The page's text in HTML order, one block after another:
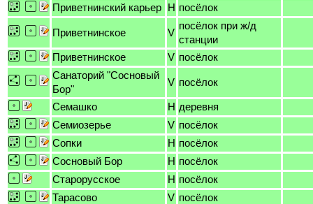
Приветнинский карьер H посёлок
Приветнинское V
посёлок при ж/д
станции
Приветнинское
V посёлок
Санаторий "Сосновый
Бор"
V посёлок
Семашко H деревня
Семиозерье
V посёлок
Сопки
H посёлок
Сосновый Бор
H посёлок
Старорусское
H посёлок
Тарасово
V посёлок